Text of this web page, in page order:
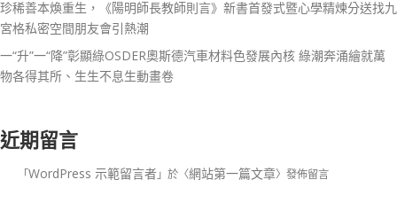
珍稀善本煥重生，《陽明師長教師則言》新書首發式暨心學精煉分送找九
宮格私密空間朋友會引熱潮
一“升”一“降”彰顯綠OSDER奧斯德汽車材料色發展內核 綠潮奔涌繪就萬
物各得其所、生生不息生動畫卷
近期留言
「WordPress 示範留言者」於〈網站第一篇文章〉發佈留言